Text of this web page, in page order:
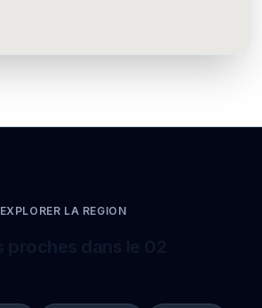
EXPLORER LA REGION